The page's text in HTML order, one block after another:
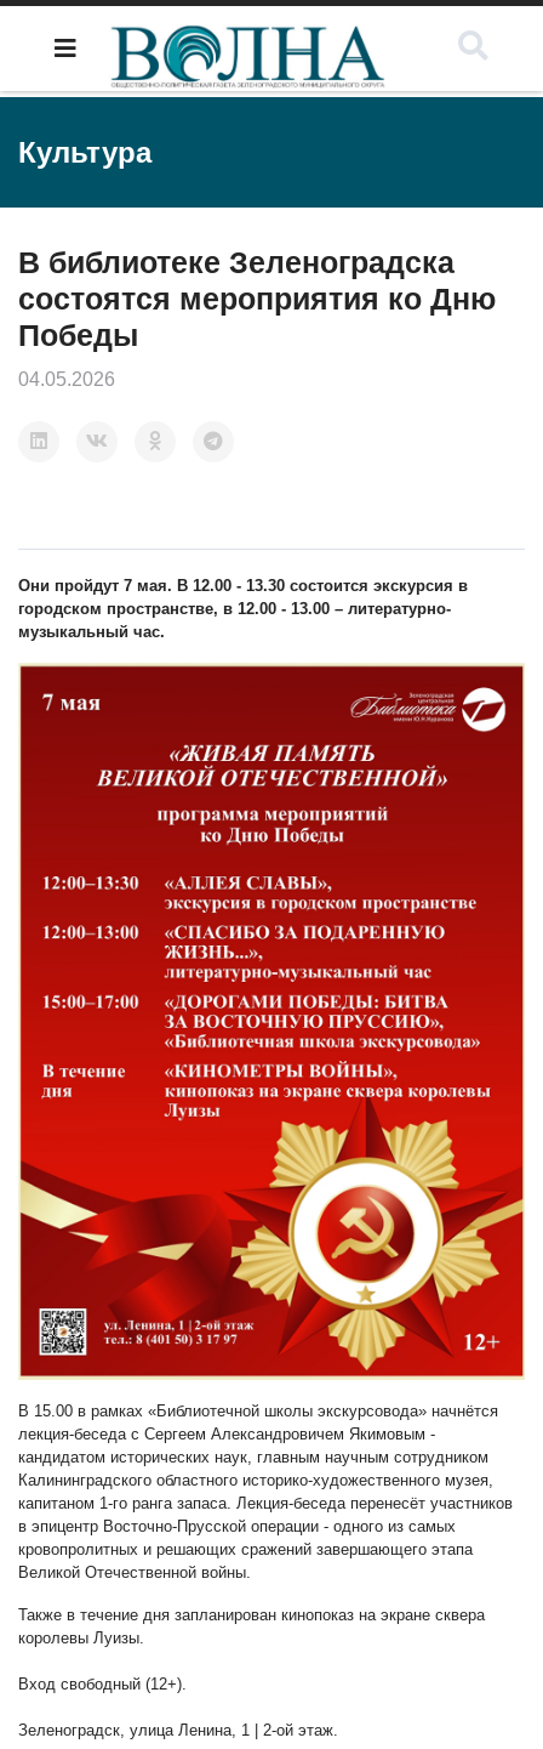
Культура
В библиотеке Зеленоградска
состоятся мероприятия ко Дню
Победы
04.05.2026
Они пройдут 7 мая. В 12.00 - 13.30 состоится экскурсия в
городском пространстве, в 12.00 - 13.00 – литературно-
музыкальный час.
В 15.00 в рамках «Библиотечной школы экскурсовода» начнётся
лекция-беседа с Сергеем Александровичем Якимовым -
кандидатом исторических наук, главным научным сотрудником
Калининградского областного историко-художественного музея,
капитаном 1-го ранга запаса. Лекция-беседа перенесёт участников
в эпицентр Восточно-Прусской операции - одного из самых
кровопролитных и решающих сражений завершающего этапа
Великой Отечественной войны.
Также в течение дня запланирован кинопоказ на экране сквера
королевы Луизы.
Вход свободный (12+).
Зеленоградск, улица Ленина, 1 | 2-ой этаж.